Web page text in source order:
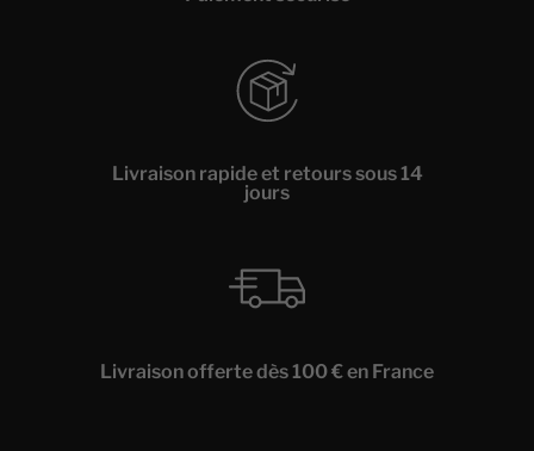
Livraison rapide et retours sous 14
jours
Livraison offerte dès 100 € en France